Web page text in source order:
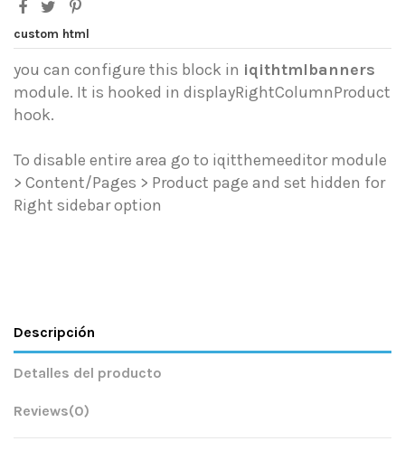
custom html
you can configure this block in iqithtmlbanners
module. It is hooked in displayRightColumnProduct
hook.
To disable entire area go to iqitthemeeditor module
> Content/Pages > Product page and set hidden for
Right sidebar option
Descripción
Detalles del producto
Reviews(0)